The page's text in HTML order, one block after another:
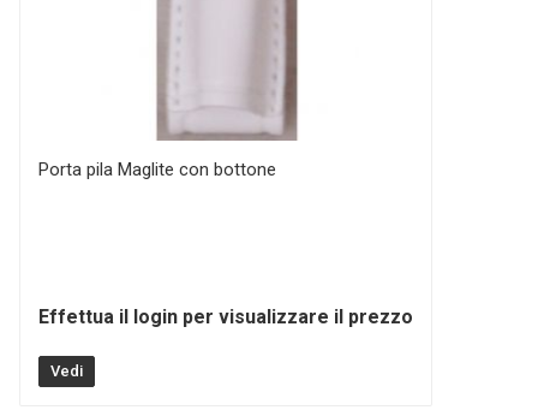
Porta pila Maglite con bottone
Effettua il login per visualizzare il prezzo
Vedi